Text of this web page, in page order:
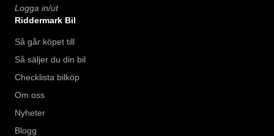
Logga in/ut
Riddermark Bil
Så går köpet till
Så säljer du din bil
Checklista bilköp
Om oss
Nyheter
Blogg